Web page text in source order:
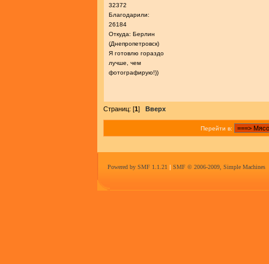
32372
Благодарили:
26184
Откуда: Берлин
(Днепропетровск)
Я готовлю гораздо
лучше, чем
фотографирую!))
Страниц: [1] Вверх
Перейти в:
Powered by SMF 1.1.21 | SMF © 2006-2009, Simple Machines